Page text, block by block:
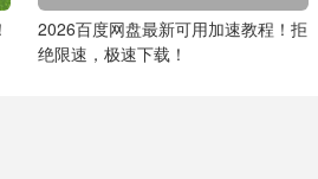
2026百度网盘最新可用加速教程！拒
绝限速，极速下载！